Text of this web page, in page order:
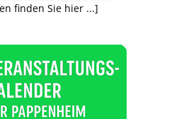
finden Sie hier ...]